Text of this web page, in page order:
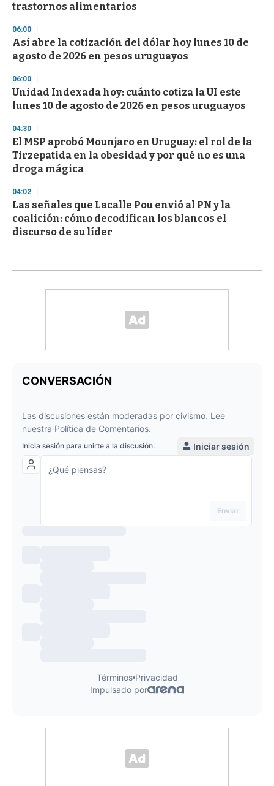
trastornos alimentarios
06:00
Así abre la cotización del dólar hoy lunes 10 de
agosto de 2026 en pesos uruguayos
06:00
Unidad Indexada hoy: cuánto cotiza la UI este
lunes 10 de agosto de 2026 en pesos uruguayos
04:30
El MSP aprobó Mounjaro en Uruguay: el rol de la
Tirzepatida en la obesidad y por qué no es una
droga mágica
04:02
Las señales que Lacalle Pou envió al PN y la
coalición: cómo decodifican los blancos el
discurso de su líder